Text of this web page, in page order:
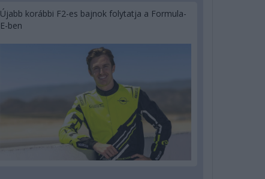
Újabb korábbi F2-es bajnok folytatja a Formula-
E-ben